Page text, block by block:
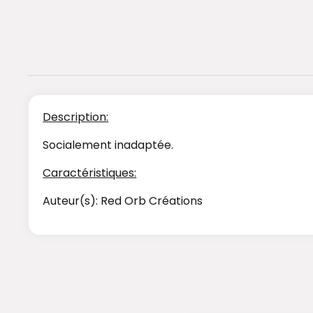
Description:
Socialement inadaptée.
Caractéristiques:
Auteur(s): Red Orb Créations